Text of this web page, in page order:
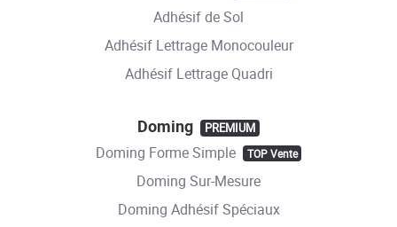
Adhésif de Sol
Adhésif Lettrage Monocouleur
Adhésif Lettrage Quadri
Doming PREMIUM
Doming Forme Simple TOP Vente
Doming Sur-Mesure
Doming Adhésif Spéciaux